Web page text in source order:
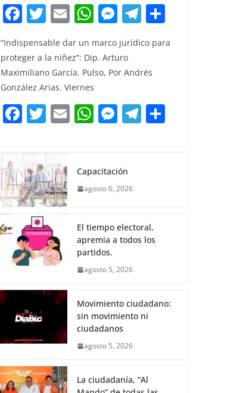
F
c
e
b
o
o
k
T
w
itt
er
E
ai
l
W
at
s
p
p
M
e
ss
e
g
er
T
e
gr
m
m
“Indispensable dar un marco jurídico para
proteger a la niñez”: Dip. Arturo
Maximiliano García. Pulso, Por Andrés
González Arias. Viernes
F
c
e
b
o
o
k
T
itt
er
E W
s
A
p
M
e
n
er
T
Capacitación
agosto 6, 2026
El tiempo electoral,
apremia a todos los
partidos.
agosto 5, 2026
Movimiento ciudadano:
sin movimiento ni
ciudadanos
agosto 5, 2026
La ciudadanía, “Al